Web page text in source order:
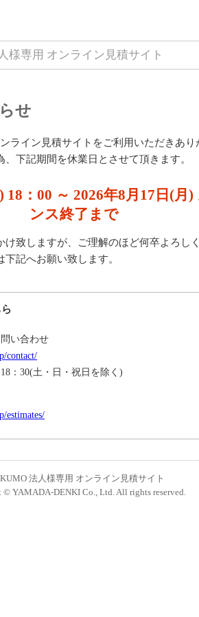
様専用 オンライン見積サイト
せ
ライン見積サイトをご利用いただきあり
下記期間を休業日とさせて頂きます。
18：00 ～ 2026年8月17日(月
ンス終了まで
け致しますが、ご理解のほど何卒よろし
記へお願い致します。
い合わせ
contact/
：30(土・日・祝日を除く)
estimates/
法人様専用 オンライン見積サイト
© YAMADA-DENKI Co., Ltd. All rights reserved.